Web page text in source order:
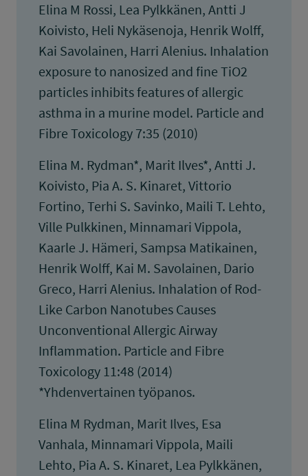
Elina M Rossi, Lea Pylkkänen, Antti J
Koivisto, Heli Nykäsenoja, Henrik Wolff,
Kai Savolainen, Harri Alenius. Inhalation
exposure to nanosized and fine TiO2
particles inhibits features of allergic
asthma in a murine model. Particle and
Fibre Toxicology 7:35 (2010)
Elina M. Rydman*, Marit Ilves*, Antti J.
Koivisto, Pia A. S. Kinaret, Vittorio
Fortino, Terhi S. Savinko, Maili T. Lehto,
Ville Pulkkinen, Minnamari Vippola,
Kaarle J. Hämeri, Sampsa Matikainen,
Henrik Wolff, Kai M. Savolainen, Dario
Greco, Harri Alenius. Inhalation of Rod-
Like Carbon Nanotubes Causes
Unconventional Allergic Airway
Inflammation. Particle and Fibre
Toxicology 11:48 (2014)
*Yhdenvertainen työpanos.
Elina M Rydman, Marit Ilves, Esa
Vanhala, Minnamari Vippola, Maili
Lehto, Pia A. S. Kinaret, Lea Pylkkänen,